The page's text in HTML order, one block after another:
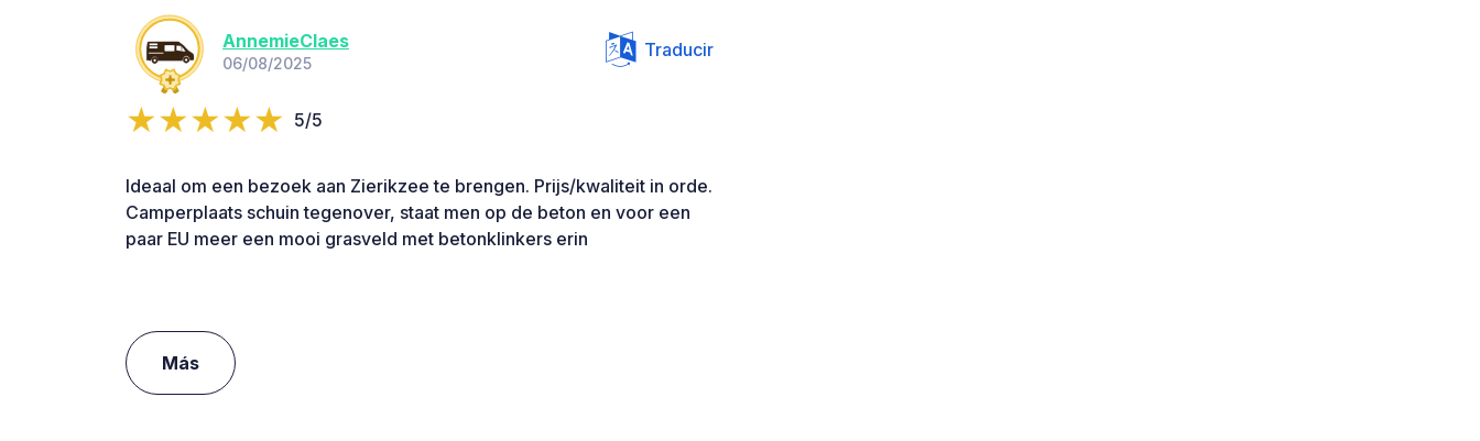
AnnemieClaes
06/08/2025
Traducir
5/5
Ideaal om een bezoek aan Zierikzee te brengen. Prijs/kwaliteit in orde.
Camperplaats schuin tegenover, staat men op de beton en voor een
paar EU meer een mooi grasveld met betonklinkers erin
Más